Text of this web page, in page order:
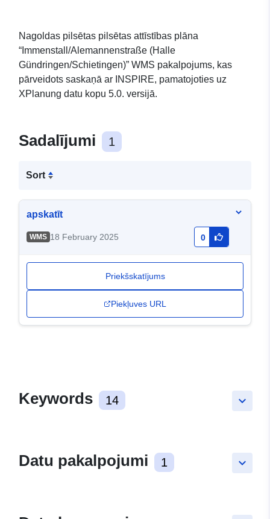
Nagoldas pilsētas pilsētas attīstības plāna
“Immenstall/Alemannenstraße (Halle
Gündringen/Schietingen)” WMS pakalpojums, kas
pārveidots saskaņā ar INSPIRE, pamatojoties uz
XPlanung datu kopu 5.0. versijā.
Sadalījumi 1
Sort
apskatīt
WMS 18 February 2025 0
Priekšskatījums
Piekļuves URL
keyboard_arrow_down
Keywords 14
keyboard_arrow_down
Datu pakalpojumi 1